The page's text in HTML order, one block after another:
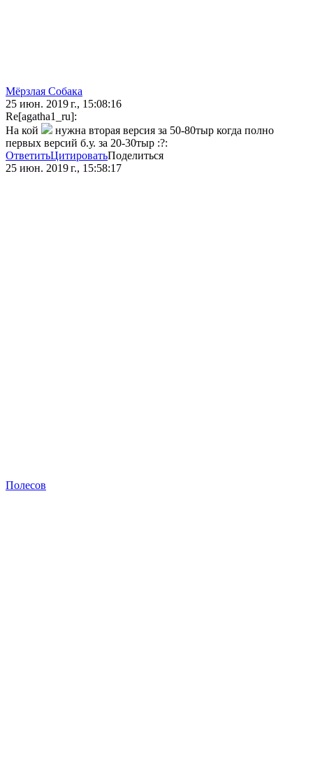
Мёрзлая Собака
25 июн. 2019 г., 15:08:16
Re[agatha1_ru]:
На кой
нужна вторая версия за 50-80тыр когда полно
первых версий б.у. за 20-30тыр :?:
ОтветитьЦитироватьПоделиться
25 июн. 2019 г., 15:58:17
Полесов